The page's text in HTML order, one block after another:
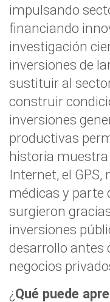
impulsando
financiando
investigación
inversiones de
sustituir al
construir
inversiones
productivas
historia
Internet, el
médicas y parte
surgieron
inversiones
desarrollo antes
negocios
¿Qué puede